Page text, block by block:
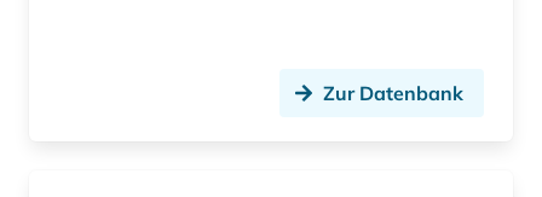
Zur Datenbank